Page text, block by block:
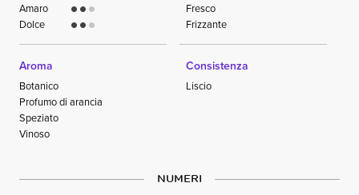
Amaro circle circle circle
Dolce circle circle circle
Fresco
Frizzante
Aroma
Botanico
Profumo di arancia
Speziato
Vinoso
Consistenza
Liscio
NUMERI